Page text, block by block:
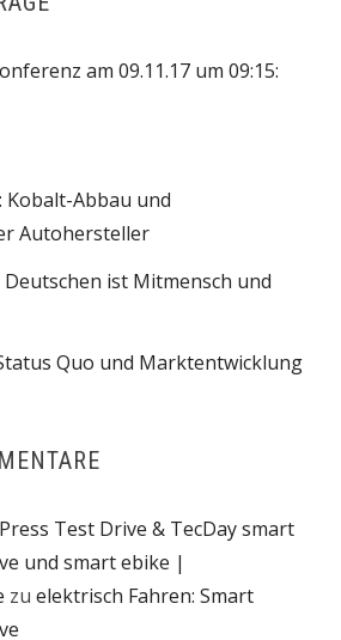
am 09.11.17 um 09:15:
Abbau und
Autohersteller
ist Mitmensch und
Quo und Marktentwicklung
Test Drive & TecDay smart
und smart ebike |
zu elektrisch Fahren: Smart